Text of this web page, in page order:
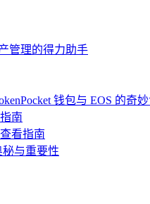
管理的得力助手
钱包与 EOS 的奇
南
看指南
秘与重要性